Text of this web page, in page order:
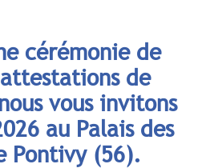
cérémonie de
de
vous invitons
au Palais des
Pontivy (56).